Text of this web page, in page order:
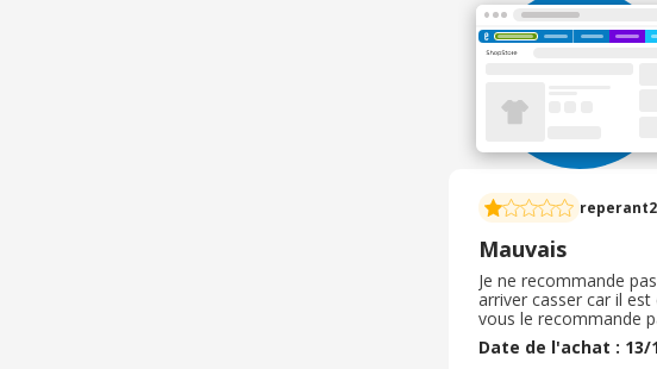
Mauvais
Je ne recommande
arriver casser car il
vous le recommande
bougeait les choses
commande
Date de l'achat : 13/